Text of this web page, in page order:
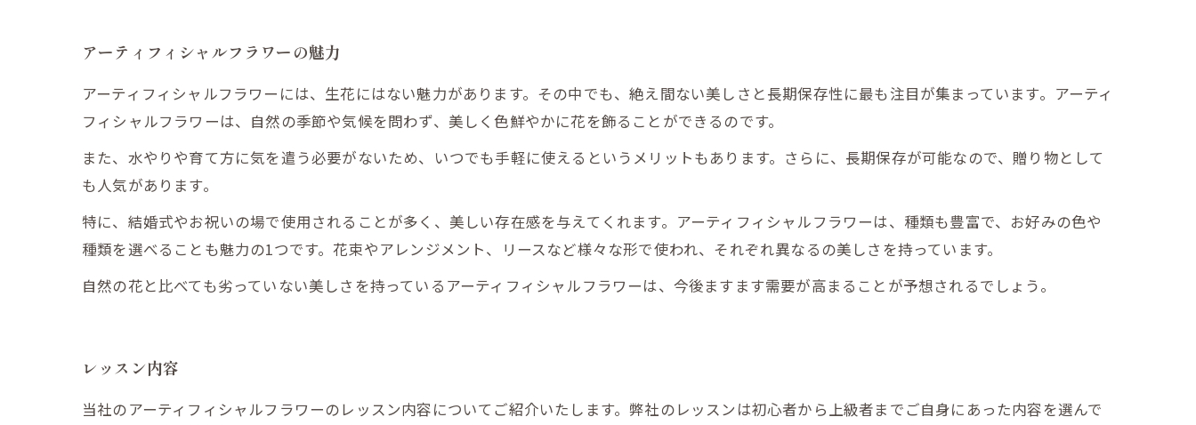
アーティフィシャルフラワーの魅力
アーティフィシャルフラワーには、生花にはない魅力があります。その中でも、絶え間ない美しさと長期保存性に最も注目が集まっています。アーティ
フィシャルフラワーは、自然の季節や気候を問わず、美しく色鮮やかに花を飾ることができるのです。
また、水やりや育て方に気を遣う必要がないため、いつでも手軽に使えるというメリットもあります。さらに、長期保存が可能なので、贈り物として
も人気があります。
特に、結婚式やお祝いの場で使用されることが多く、美しい存在感を与えてくれます。アーティフィシャルフラワーは、種類も豊富で、お好みの色や
種類を選べることも魅力の1つです。花束やアレンジメント、リースなど様々な形で使われ、それぞれ異なるの美しさを持っています。
自然の花と比べても劣っていない美しさを持っているアーティフィシャルフラワーは、今後ますます需要が高まることが予想されるでしょう。
レッスン内容
当社のアーティフィシャルフラワーのレッスン内容についてご紹介いたします。弊社のレッスンは初心者から上級者までご自身にあった内容を選んで